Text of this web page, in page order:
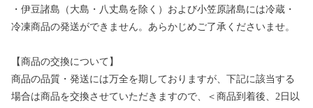
・伊豆諸島（大島・八丈島を除く）および小笠原諸島には冷蔵・
冷凍商品の発送ができません。あらかじめご了承くださいませ。
【商品の交換について】
商品の品質・発送には万全を期しておりますが、下記に該当する
場合は商品を交換させていただきますので、＜商品到着後、2日以